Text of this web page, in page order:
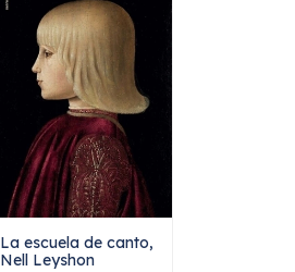
La escuela de canto,
Nell Leyshon